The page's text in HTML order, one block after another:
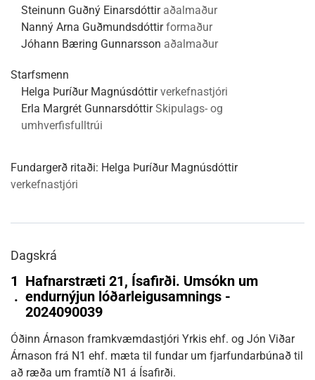
Steinunn Guðný Einarsdóttir aðalmaður
Nanný Arna Guðmundsdóttir formaður
Jóhann Bæring Gunnarsson aðalmaður
Starfsmenn
Helga Þuríður Magnúsdóttir verkefnastjóri
Erla Margrét Gunnarsdóttir Skipulags- og
umhverfisfulltrúi
Fundargerð ritaði: Helga Þuríður Magnúsdóttir
verkefnastjóri
Dagskrá
1
.
Hafnarstræti 21, Ísafirði. Umsókn um
endurnýjun lóðarleigusamnings -
2024090039
Óðinn Árnason framkvæmdastjóri Yrkis ehf. og Jón Viðar
Árnason frá N1 ehf. mæta til fundar um fjarfundarbúnað til
að ræða um framtíð N1 á Ísafirði.